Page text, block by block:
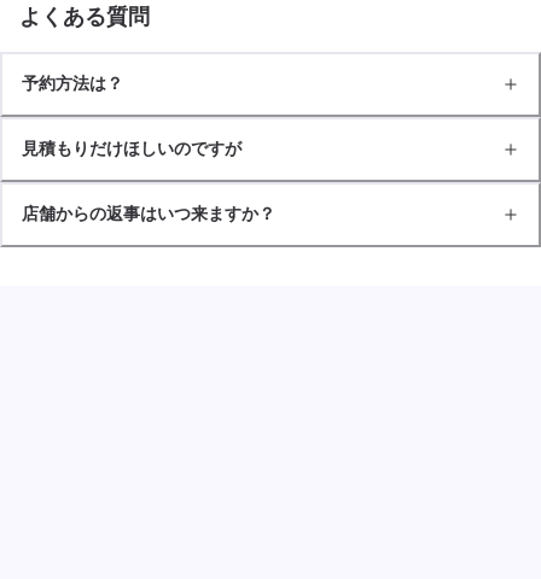
よくある質問
予約方法は？
見積もりだけほしいのですが
店舗からの返事はいつ来ますか？